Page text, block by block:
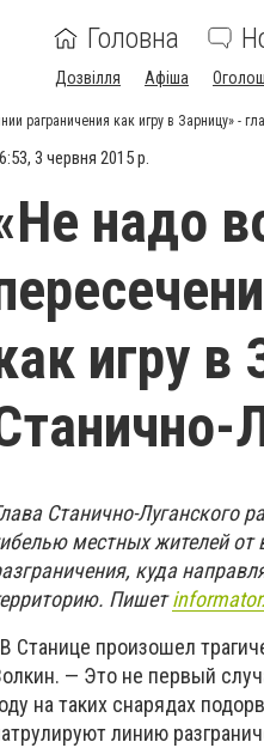
Головна
Дозвілля Афіша
раграничения как игру в Зарницу» -
3 червня 2015 р.
надо
игру в
Станично-Луганского
местных жителей от
куда
Пишет
Станице произошел
— Это не первый
на таких снарядах
линию